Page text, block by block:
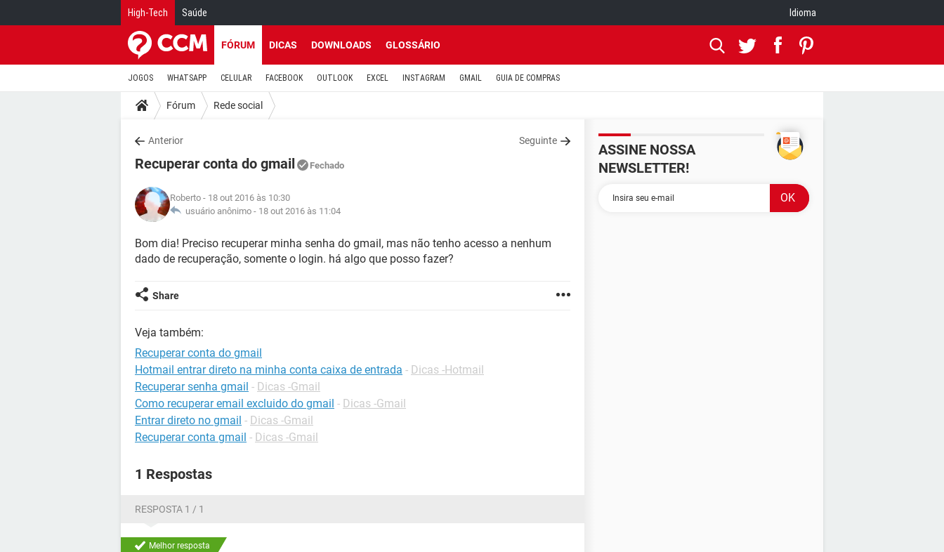
High-Tech Saúde Idioma
FÓRUM DICAS DOWNLOADS GLOSSÁRIO
JOGOS WHATSAPP CELULAR FACEBOOK OUTLOOK EXCEL INSTAGRAM GMAIL GUIA DE COMPRAS
Fórum Rede social
Anterior Seguinte
Recuperar conta do gmail Fechado
Roberto - 18 out 2016 às 10:30
usuário anônimo - 18 out 2016 às 11:04
Bom dia! Preciso recuperar minha senha do gmail, mas não tenho acesso a nenhum
dado de recuperação, somente o login. há algo que posso fazer?
Share
Veja também:
Recuperar conta do gmail
Hotmail entrar direto na minha conta caixa de entrada - Dicas -Hotmail
Recuperar senha gmail - Dicas -Gmail
Como recuperar email excluido do gmail - Dicas -Gmail
Entrar direto no gmail - Dicas -Gmail
Recuperar conta gmail - Dicas -Gmail
1 Respostas
RESPOSTA 1 / 1
Melhor resposta
ASSINE NOSSA
NEWSLETTER!